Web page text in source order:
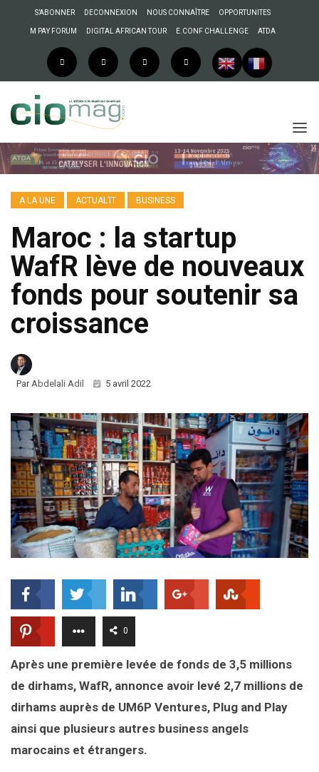
S’ABONNER DECONNEXION NOUS CONNAÎTRE OPPORTUNITES
M PAY FORUM DIGITAL AFRICAN TOUR E.CONF CHALLENGE ATDA
A LA UNE ACTUAL’IT BUSINESS
Maroc : la startup
WafR lève de nouveaux
fonds pour soutenir sa
croissance
ParAbdelali Adil 5 avril 2022
0
Après une première levée de fonds de 3,5 millions
de dirhams, WafR, annonce avoir levé 2,7 millions de
dirhams auprès de UM6P Ventures, Plug and Play
ainsi que plusieurs autres business angels
marocains et étrangers.